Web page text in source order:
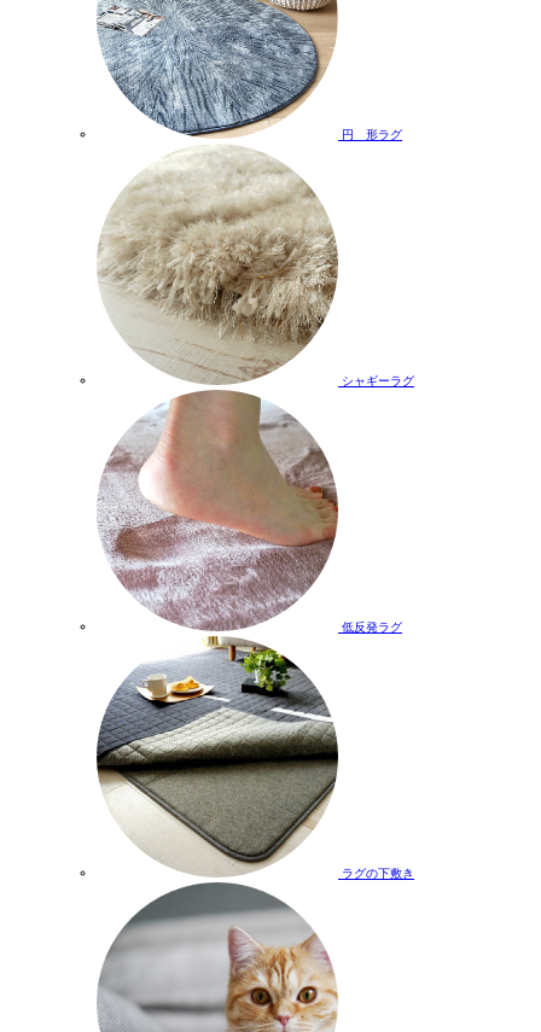
円 形ラグ
シャギーラグ
低反発ラグ
ラグの下敷き